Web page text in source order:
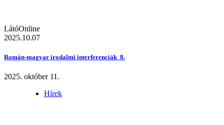
LátóOnline
2025.10.07
Román-magyar irodalmi interferenciák 8.
2025. október 11.
Hírek